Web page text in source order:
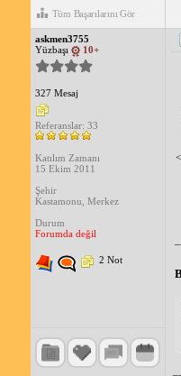
Tüm Başarılarını Gör
askmen3755
Yüzbaşı
10+
327 Mesaj
Referanslar: 33
Katılım Zamanı
15 Ekim 2011
Şehir
Kastamonu, Merkez
Durum
Forumda değil
2 Not